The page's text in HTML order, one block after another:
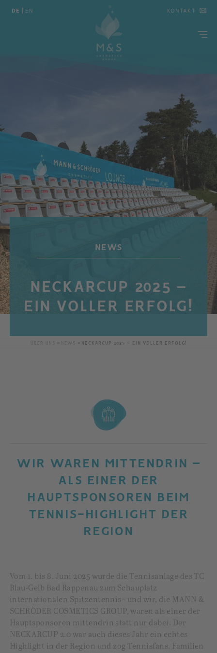
DE EN KONTAKT
NEWS
NECKARCUP 2025 –
EIN VOLLER ERFOLG!
ÜBER UNS NECKARCUP 2025 – EIN VOLLER ERFOLG!
WIR WAREN MITTENDRIN –
ALS EINER DER
HAUPTSPONSOREN BEIM
TENNIS-HIGHLIGHT DER
REGION
Vom 1. bis 8. Juni 2025 wurde die Tennisanlage des TC
Blau-Gelb Bad Rappenau zum Schauplatz
internationalen Spitzentennis– und wir, die MANN &
SCHRÖDER COSMETICS GROUP, waren als einer der
Hauptsponsoren mittendrin statt nur dabei. Der
NECKARCUP 2.0 war auch dieses Jahr ein echtes
Highlight in der Region und zog Tennisfans, Familien